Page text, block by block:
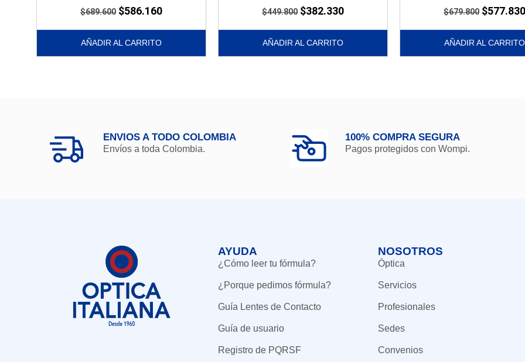
$689.600 $586.160
AÑADIR AL CARRITO
$449.800 $382.330
AÑADIR AL CARRITO
$679.800 $577.830
AÑADIR AL CARRITO
ENVIOS A TODO COLOMBIA
Envíos a toda Colombia.
100% COMPRA SEGURA
Pagos protegidos con Wompi.
AYUDA
¿Cómo leer tu fórmula?
¿Porque pedimos fórmula?
Guía Lentes de Contacto
Guía de usuario
Registro de PQRSF
NOSOTROS
Óptica
Servicios
Profesionales
Sedes
Convenios